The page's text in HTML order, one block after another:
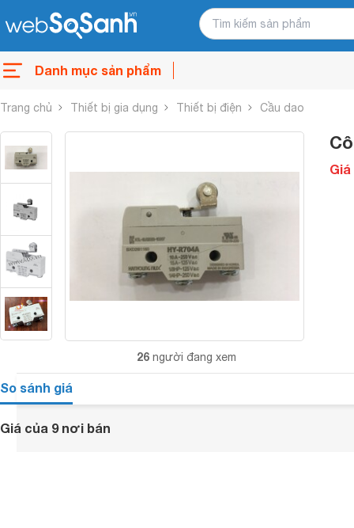
Danh mục sản phẩm
Trang chủ Thiết bị gia dụng Thiết bị điện Cầu dao
26 người đang xem
So sánh giá
Giá của 9 nơi bán